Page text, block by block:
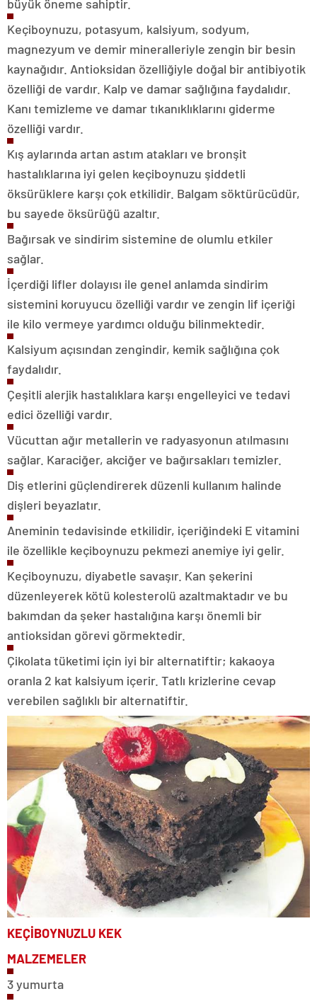
büyük öneme sahiptir.
Keçiboynuzu, potasyum, kalsiyum, sodyum,
magnezyum ve demir mineralleriyle zengin bir besin
kaynağıdır. Antioksidan özelliğiyle doğal bir antibiyotik
özelliği de vardır. Kalp ve damar sağlığına faydalıdır.
Kanı temizleme ve damar tıkanıklıklarını giderme
özelliği vardır.
Kış aylarında artan astım atakları ve bronşit
hastalıklarına iyi gelen keçiboynuzu şiddetli
öksürüklere karşı çok etkilidir. Balgam söktürücüdür,
bu sayede öksürüğü azaltır.
Bağırsak ve sindirim sistemine de olumlu etkiler
sağlar.
İçerdiği lifler dolayısı ile genel anlamda sindirim
sistemini koruyucu özelliği vardır ve zengin lif içeriği
ile kilo vermeye yardımcı olduğu bilinmektedir.
Kalsiyum açısından zengindir, kemik sağlığına çok
faydalıdır.
Çeşitli alerjik hastalıklara karşı engelleyici ve tedavi
edici özelliği vardır.
Vücuttan ağır metallerin ve radyasyonun atılmasını
sağlar. Karaciğer, akciğer ve bağırsakları temizler.
Diş etlerini güçlendirerek düzenli kullanım halinde
dişleri beyazlatır.
Aneminin tedavisinde etkilidir, içeriğindeki E vitamini
ile özellikle keçiboynuzu pekmezi anemiye iyi gelir.
Keçiboynuzu, diyabetle savaşır. Kan şekerini
düzenleyerek kötü kolesterolü azaltmaktadır ve bu
bakımdan da şeker hastalığına karşı önemli bir
antioksidan görevi görmektedir.
Çikolata tüketimi için iyi bir alternatiftir; kakaoya
oranla 2 kat kalsiyum içerir. Tatlı krizlerine cevap
verebilen sağlıklı bir alternatiftir.
KEÇİBOYNUZLU KEK
MALZEMELER
3 yumurta